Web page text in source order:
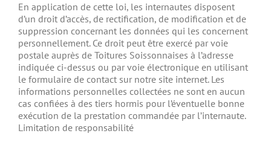
En application de cette loi, les internautes disposent
d’un droit d’accès, de rectification, de modification et de
suppression concernant les données qui les concernent
personnellement. Ce droit peut être exercé par voie
postale auprès de Toitures Soissonnaises à l’adresse
indiquée ci-dessus ou par voie électronique en utilisant
le formulaire de contact sur notre site internet. Les
informations personnelles collectées ne sont en aucun
cas confiées à des tiers hormis pour l’éventuelle bonne
exécution de la prestation commandée par l’internaute.
Limitation de responsabilité